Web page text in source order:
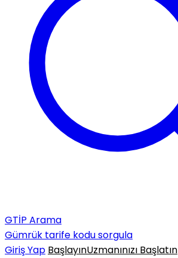
GTİP Arama
Gümrük tarife kodu sorgula
Giriş Yap BaşlayınUzmanınızı Başlatın